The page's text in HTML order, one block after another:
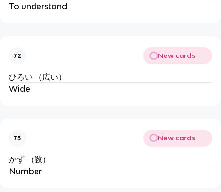
To understand
72 New cards
ひろい （広い）
Wide
73 New cards
かず （数）
Number